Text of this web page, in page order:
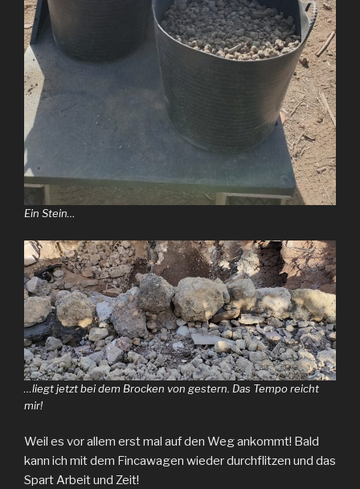
Ein Stein…
…liegt jetzt bei dem Brocken von gestern. Das Tempo reicht
mir!
Weil es vor allem erst mal auf den Weg ankommt! Bald
kann ich mit dem Fincawagen wieder durchflitzen und das
Spart Arbeit und Zeit!